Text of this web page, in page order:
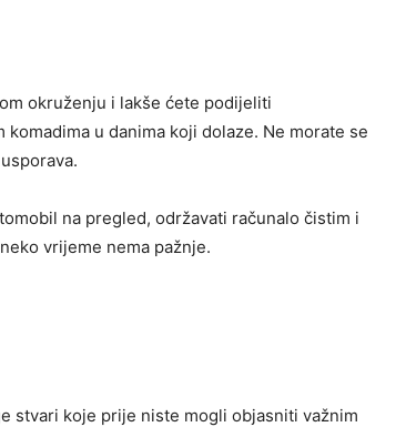
okruženju i lakše ćete podijeliti
u danima koji dolaze. Ne morate se
na pregled, održavati računalo čistim i
vrijeme nema pažnje.
stvari koje prije niste mogli objasniti važnim